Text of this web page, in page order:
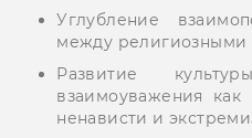
Углубление
между
Развитие
взаимоуважения как
ненависти и